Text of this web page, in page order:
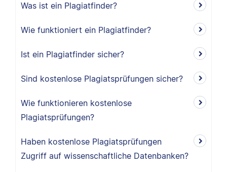
Was ist ein Plagiatfinder?
Wie funktioniert ein Plagiatfinder?
Ist ein Plagiatfinder sicher?
Sind kostenlose Plagiatsprüfungen sicher?
Wie funktionieren kostenlose
Plagiatsprüfungen?
Haben kostenlose Plagiatsprüfungen
Zugriff auf wissenschaftliche Datenbanken?